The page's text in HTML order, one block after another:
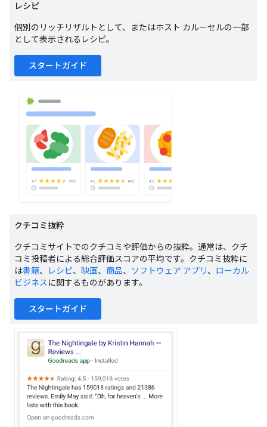
レシピ
個別のリッチリザルトとして、またはホスト カルーセルの一部
として表示されるレシピ。
スタートガイド
クチコミ抜粋
クチコミサイトでのクチコミや評価からの抜粋。通常は、クチ
コミ投稿者による総合評価スコアの平均です。クチコミ抜粋に
は書籍、 レシピ、 映画、 商品、 ソフトウェア アプリ、 ローカル
ビジネス に関するものがあります。
スタートガイド